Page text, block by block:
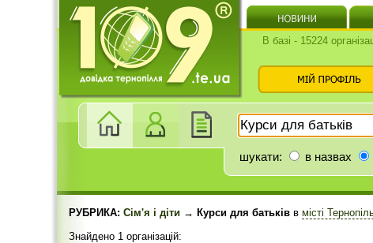
В базі - 15224
шукати: в назвах
РУБРИКА: Сім'я і діти → Курси для батьків в місті
Знайдено 1 організацій: